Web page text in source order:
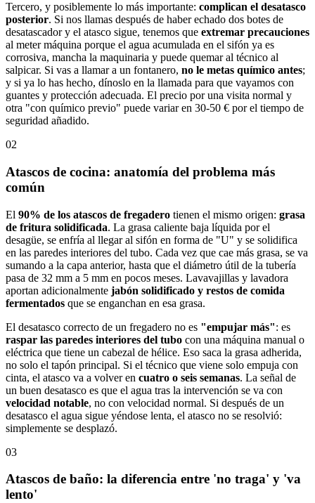
Tercero, y posiblemente lo más importante: complican el desatasco
posterior. Si nos llamas después de haber echado dos botes de
desatascador y el atasco sigue, tenemos que extremar precauciones
al meter máquina porque el agua acumulada en el sifón ya es
corrosiva, mancha la maquinaria y puede quemar al técnico al
salpicar. Si vas a llamar a un fontanero, no le metas químico antes;
y si ya lo has hecho, dínoslo en la llamada para que vayamos con
guantes y protección adecuada. El precio por una visita normal y
otra "con químico previo" puede variar en 30-50 € por el tiempo de
seguridad añadido.
02
Atascos de cocina: anatomía del problema más
común
El 90% de los atascos de fregadero tienen el mismo origen: grasa
de fritura solidificada. La grasa caliente baja líquida por el
desagüe, se enfría al llegar al sifón en forma de "U" y se solidifica
en las paredes interiores del tubo. Cada vez que cae más grasa, se va
sumando a la capa anterior, hasta que el diámetro útil de la tubería
pasa de 32 mm a 5 mm en pocos meses. Lavavajillas y lavadora
aportan adicionalmente jabón solidificado y restos de comida
fermentados que se enganchan en esa grasa.
El desatasco correcto de un fregadero no es "empujar más": es
raspar las paredes interiores del tubo con una máquina manual o
eléctrica que tiene un cabezal de hélice. Eso saca la grasa adherida,
no solo el tapón principal. Si el técnico que viene solo empuja con
cinta, el atasco va a volver en cuatro o seis semanas. La señal de
un buen desatasco es que el agua tras la intervención se va con
velocidad notable, no con velocidad normal. Si después de un
desatasco el agua sigue yéndose lenta, el atasco no se resolvió:
simplemente se desplazó.
03
Atascos de baño: la diferencia entre 'no traga' y 'va
lento'